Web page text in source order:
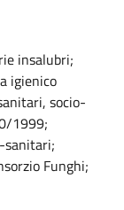
insalubri;
igienico
socio-
1999;
sanitari;
Funghi;